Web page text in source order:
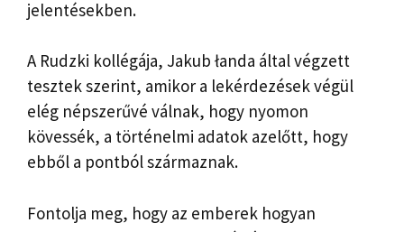
jelentésekben.
A Rudzki kollégája, Jakub łanda által végzett
tesztek szerint, amikor a lekérdezések végül
elég népszerűvé válnak, hogy nyomon
kövessék, a történelmi adatok azelőtt, hogy
ebből a pontból származnak.
Fontolja meg, hogy az emberek hogyan